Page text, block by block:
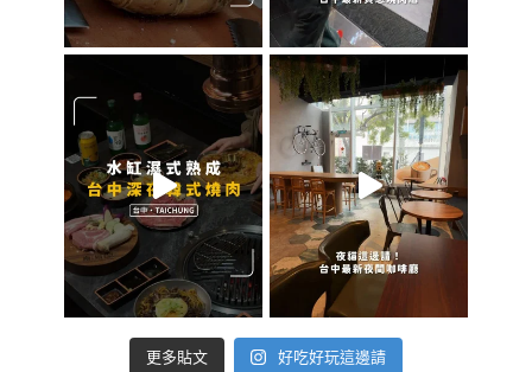
更多貼文 好吃好玩這邊請